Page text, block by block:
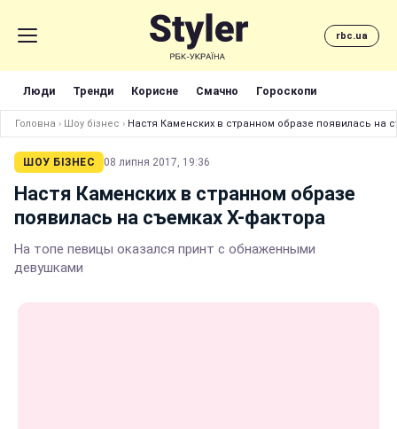
rbc.ua
Люди Тренди Корисне Смачно Гороскопи
Головна › Шоу бізнес › Настя Каменских в странном образе появилась на
ШОУ БІЗНЕС 08 липня 2017, 19:36
Настя Каменских в странном образе
появилась на съемках Х-фактора
На топе певицы оказался принт с обнаженными
девушками